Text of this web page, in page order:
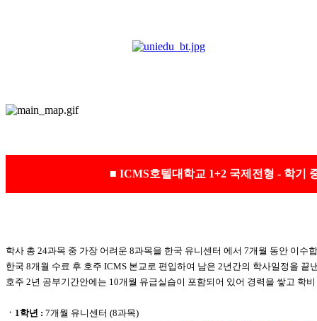
■ ICMS호텔대학교 1+2 국제전형 - 학기
학사 총 24과목 중 가장 어려운 8과목을 한국 유니센터 에서 7개월 동안 이수
한국 8개월 수료 후 호주 ICMS 본교로 편입하여 남은 2년간의 학사일정을 끝
호주 2년 공부기간안에는 10개월 유급실습이 포함되어 있어 경력을 쌓고 학
ㆍ1학년 : 7개월 유니센터 (8과목)